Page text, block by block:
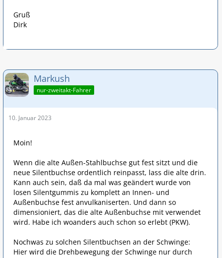
Gruß
Dirk
Markush
nur-zweitakt-Fahrer
10. Januar 2023
Moin!
Wenn die alte Außen-Stahlbuchse gut fest sitzt und die
neue Silentbuchse ordentlich reinpasst, lass die alte drin.
Kann auch sein, daß da mal was geändert wurde von
losen Silentgummis zu komplett an Innen- und
Außenbuchse fest anvulkaniserten. Und dann so
dimensioniert, das die alte Außenbuchse mit verwendet
wird. Habe ich woanders auch schon so erlebt (PKW).
Nochwas zu solchen Silentbuchsen an der Schwinge:
Hier wird die Drehbewegung der Schwinge nur durch